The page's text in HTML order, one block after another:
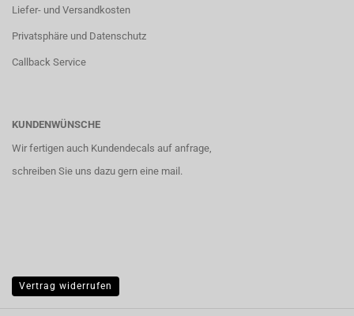
Liefer- und Versandkosten
Privatsphäre und Datenschutz
Callback Service
KUNDENWÜNSCHE
Wir fertigen auch Kundendecals auf anfrage,
schreiben Sie uns dazu gern eine mail.
Vertrag widerrufen